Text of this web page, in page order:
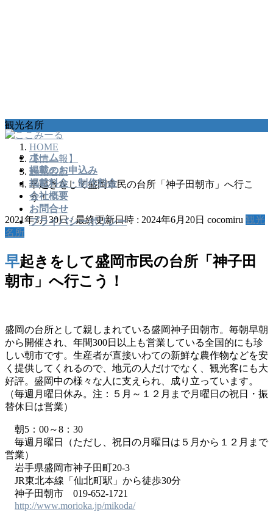
コ
ン
キ
ッ
プ
ナ
ビ
に
移
動
ホーム
掲載のお申込み
掲載料金・制作料金
会社概要
お問合せ
プライバシーポリシー
観光名所
HOME
【情 報】
観光名所
早起きをして盛岡市民の台所「神子田朝市」へ行こ
う！
2021年3月30日 / 最終更新日時 : 2024年6月20日 cocomiru 観光
名所
早起きをして盛岡市民の台所「神子田
朝市」へ行こう！
盛岡の台所として親しまれている盛岡神子田朝市。毎朝早朝
から開催され、年間300日以上も営業している全国的にも珍
しい朝市です。生産者が直接いわての新鮮な農作物などを安
く提供してくれるので、地元の人だけでなく、観光客にも大
好評。盛岡中の様々な人に支えられ、成り立っています。
（毎週月曜日休み。注：５月～１２月まで月曜日の祝日・振
替休日は営業）
朝5：00～8：30
毎週月曜日（ただし、祝日の月曜日は５月から１２月まで
営業）
岩手県盛岡市神子田町20-3
JR東北本線「仙北町駅」から徒歩30分
神子田朝市 019-652-1721
http://www.morioka.jp/mikoda/